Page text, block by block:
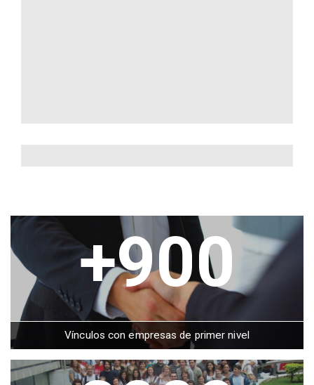
+900
Vínculos con empresas de primer nivel